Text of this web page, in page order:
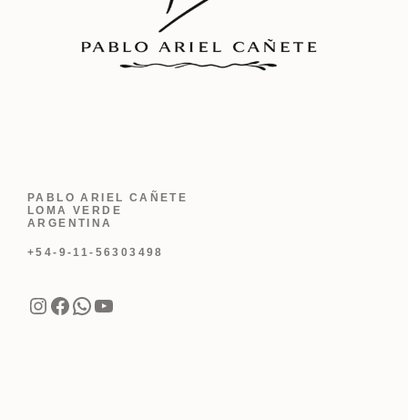
PABLO ARIEL CAÑETE
LOMA VERDE
ARGENTINA
+54-9-11-56303498
Instagram
Facebook
WhatsApp
YouTube